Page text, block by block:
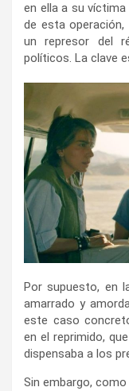
en ella a su
de esta
un represor del
políticos. La clave
Por supuesto, en
amarrado y
este caso
en el reprimido,
dispensaba a los
Sin embargo,